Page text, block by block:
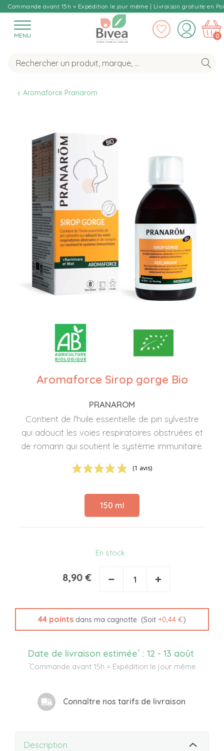
Commande avant 15h = Expédition le jour même | Livraison gratuite en
MENU 0
Aromaforce Pranarom
Aromaforce Sirop gorge Bio
PRANAROM
Contient de l'huile essentielle de pin sylvestre
qui adoucit les voies respiratoires obstruées et
de romarin qui soutient le système immunitaire.
(1 avis)
150 ml
En stock
8,90 € − +
44 points dans ma cagnotte (Soit +0,44 €)
Date de livraison estimée* : 12 - 13 août
*Commande avant 15h = Expédition le jour même
Connaître nos tarifs de livraison
Description